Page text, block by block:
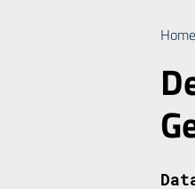
Home